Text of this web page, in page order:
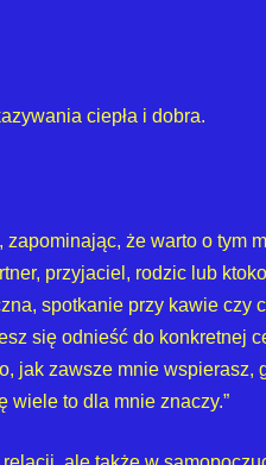
ciepła i dobra.
że warto o
przyjaciel, rodzic lub
spotkanie przy kawie czy
się odnieść do konkretnej
jak zawsze mnie wspierasz,
wiele to dla mnie znaczy.”